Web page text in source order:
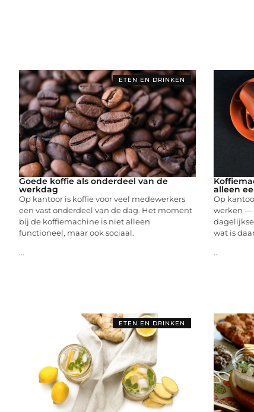
ETEN EN DRINKEN
Goede koffie als onderdeel van de
werkdag
Op kantoor is koffie voor veel medewerkers
een vast onderdeel van de dag. Het moment
bij de koffiemachine is niet alleen
functioneel, maar ook sociaal.
...
alleen
Op
werken —
wat is
...
ETEN EN DRINKEN